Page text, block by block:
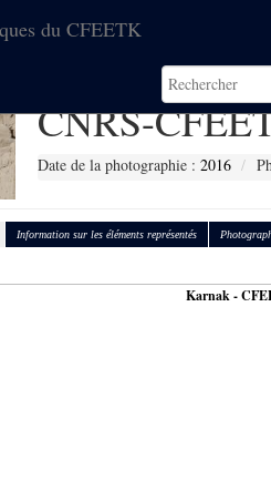
du CFEETK
CNRS-
Date de la photographie : 2016
Information sur les éléments représentés